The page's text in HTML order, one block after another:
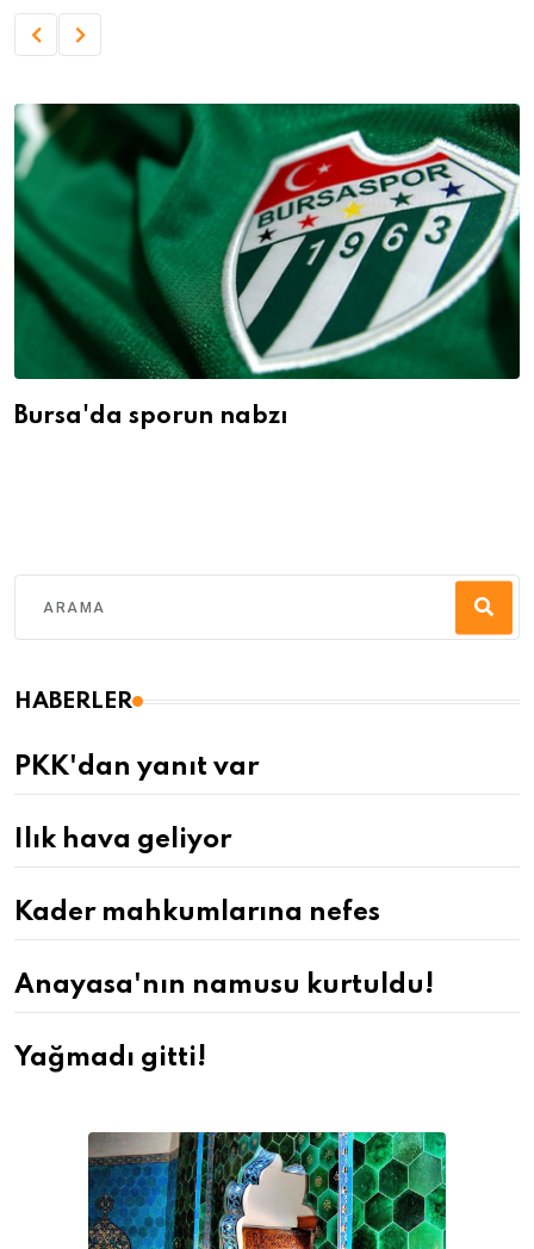
Bursa'da sporun nabzı
HABERLER
PKK'dan yanıt var
Ilık hava geliyor
Kader mahkumlarına nefes
Anayasa'nın namusu kurtuldu!
Yağmadı gitti!